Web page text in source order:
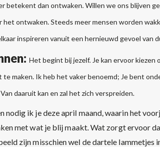
betekent dan ontwaken. Willen we ons blijven
het ontwaken. Steeds meer mensen worden
inspireren vanuit een hernieuwd gevoel van
Het begint bij jezelf. Je kan ervoor
maken. Ik heb het vaker benoemd; Je bent
daaruit kan en zal het zich verspreiden.
nodig ik je deze april maand, waarin het
met wat je blij maakt. Wat zorgt ervoor
zijn misschien wel de dartele lammetjes